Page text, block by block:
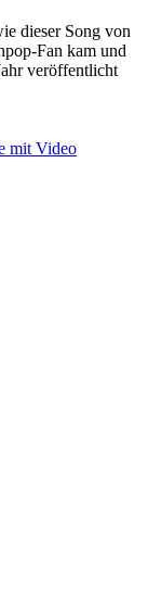
dieser Song von
Fan kam und
veröffentlicht